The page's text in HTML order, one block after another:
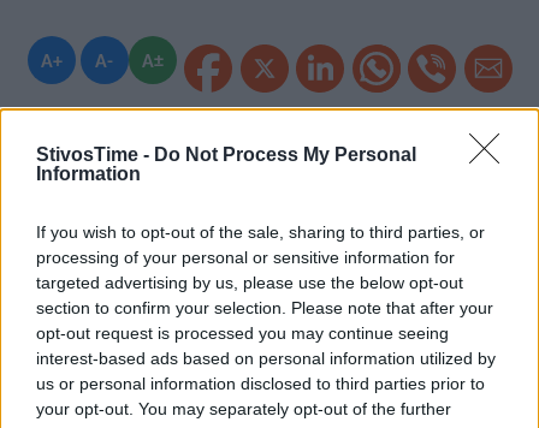
StivosTime - Do Not Process My Personal
Information
If you wish to opt-out of the sale, sharing to third parties, or
processing of your personal or sensitive information for
targeted advertising by us, please use the below opt-out
section to confirm your selection. Please note that after your
opt-out request is processed you may continue seeing
interest-based ads based on personal information utilized by
us or personal information disclosed to third parties prior to
your opt-out. You may separately opt-out of the further
A+ A- A±